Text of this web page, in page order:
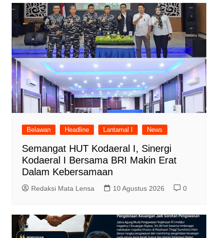
Belawan Headline Lantamal I News
Semangat HUT Kodaeral I, Sinergi
Kodaeral I Bersama BRI Makin Erat
Dalam Kebersamaan
Redaksi Mata Lensa 10 Agustus 2026 0